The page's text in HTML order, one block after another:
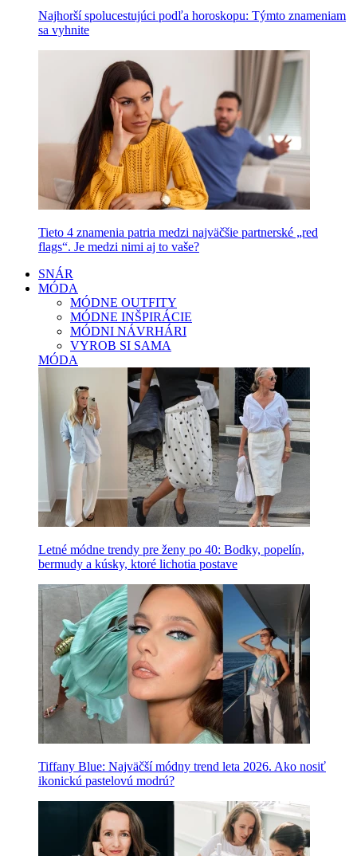
Najhorší spolucestujúci podľa horoskopu: Týmto znameniam
sa vyhnite
Tieto 4 znamenia patria medzi najväčšie partnerské „red
flags“. Je medzi nimi aj to vaše?
SNÁR
MÓDA
MÓDNE OUTFITY
MÓDNE INŠPIRÁCIE
MÓDNI NÁVRHÁRI
VYROB SI SAMA
MÓDA
Letné módne trendy pre ženy po 40: Bodky, popelín,
bermudy a kúsky, ktoré lichotia postave
Tiffany Blue: Najväčší módny trend leta 2026. Ako nosiť
ikonickú pastelovú modrú?